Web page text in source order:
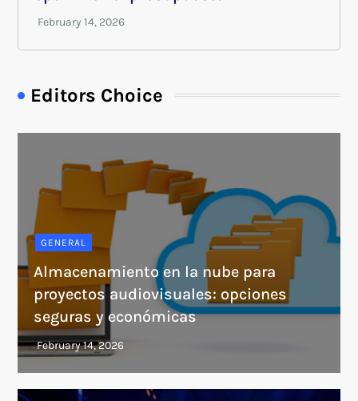
Editors Choice
GENERAL
Almacenamiento en la nube para
proyectos audiovisuales: opciones
seguras y económicas